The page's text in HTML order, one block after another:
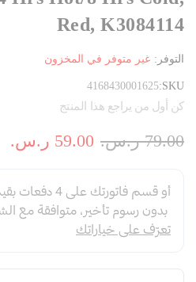
Red, K3084114
التوفر: غير متوفر في المخزون
SKU
4168430001625
كن أول من يراجع هذا المنتج
59.00 ر.س.‏ 79.00 ر.س.‏